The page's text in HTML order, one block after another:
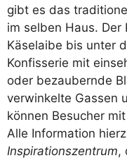
gibt es das
im selben Haus.
Käselaibe bis unter
Konfisserie mit
oder bezaubernde
verwinkelte Gassen
können Besucher
Alle Information
Inspirationszentrum,